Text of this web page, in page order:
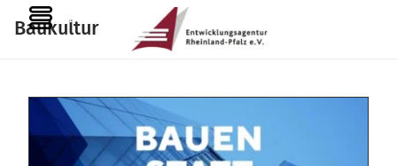
Inhalt
Baukultur
MENU